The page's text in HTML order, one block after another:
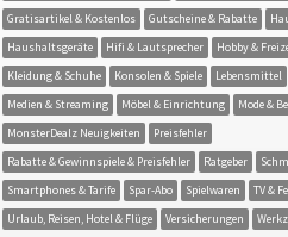
Gratisartikel & Kostenlos
Gutscheine & Rabatte
Haushaltsgeräte
Hifi & Lautsprecher Hobby &
Kleidung & Schuhe
Konsolen & Spiele
Lebensmittel
Medien & Streaming
Möbel & Einrichtung
Mode &
MonsterDealz Neuigkeiten
Preisfehler
Rabatte & Gewinnspiele & Preisfehler
Ratgeber
Smartphones & Tarife
Spar-Abo Spielwaren
TV &
Urlaub, Reisen, Hotel & Flüge
Versicherungen